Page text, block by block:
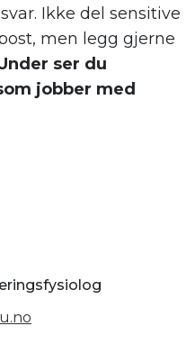
Ikke del sensitive
men legg gjerne
ser du
jobber med